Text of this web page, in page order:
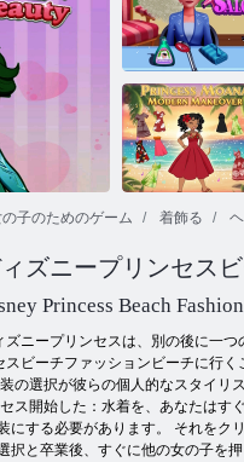
ンキン・デ
ヘアサルーン
ップ美しさ
ヘアサロン
モアナ姫のモ
ダンな変身
子のためのゲーム 着飾る
ズニープリンセス
Princess Beach Fashion
ズニープリンセスは、別の後に一
スビーチファッションビーチに行
の選択が彼らの個人的なスタイ
ス開始した：水着を、あなたはす
にする必要があります。 それをク
択と卒業後、すぐに他の女の子を